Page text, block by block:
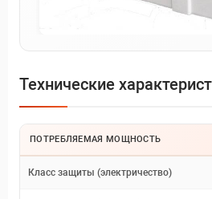
Технические
ПОТРЕБЛЯЕМАЯ МОЩНОСТЬ
Класс защиты (электричество)